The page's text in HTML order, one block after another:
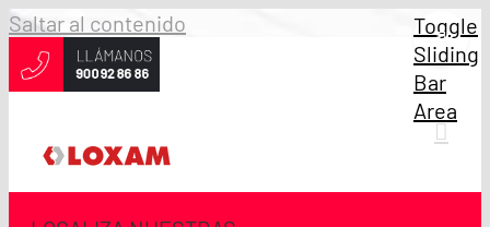
Saltar al contenido
Toggle
Sliding
Bar
Area